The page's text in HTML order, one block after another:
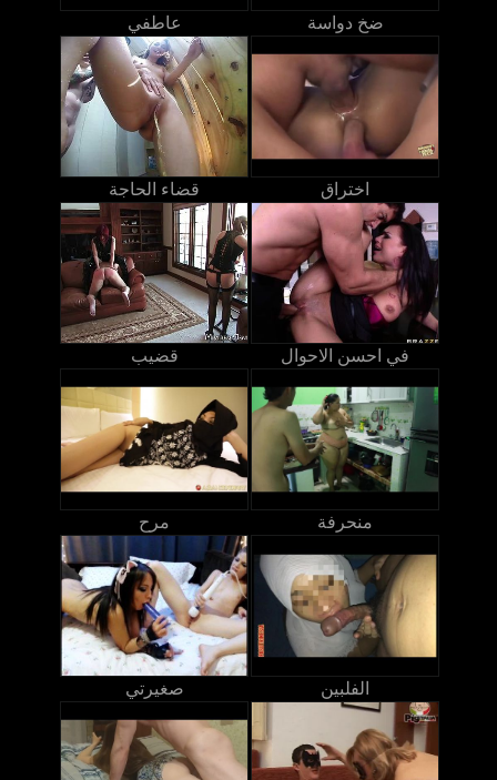
عاطفي ضخ دواسة
قضاء الحاجة اختراق
قضيب في احسن الاحوال
مرح منحرفة
صغيرتي الفلبين